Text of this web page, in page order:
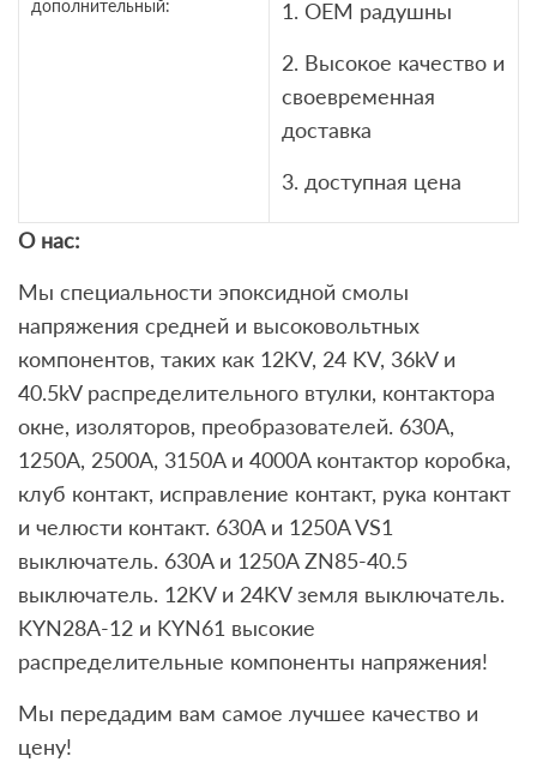
дополнительный:
1. OEM радушны
2. Высокое качество и
своевременная
доставка
3. доступная цена
О нас:
Мы специальности эпоксидной смолы
напряжения средней и высоковольтных
компонентов, таких как 12KV, 24 KV, 36kV и
40.5kV распределительного втулки, контактора
окне, изоляторов, преобразователей. 630A,
1250A, 2500A, 3150A и 4000A контактор коробка,
клуб контакт, исправление контакт, рука контакт
и челюсти контакт. 630A и 1250A VS1
выключатель. 630A и 1250A ZN85-40.5
выключатель. 12KV и 24KV земля выключатель.
KYN28A-12 и KYN61 высокие
распределительные компоненты напряжения!
Мы передадим вам самое лучшее качество и
цену!